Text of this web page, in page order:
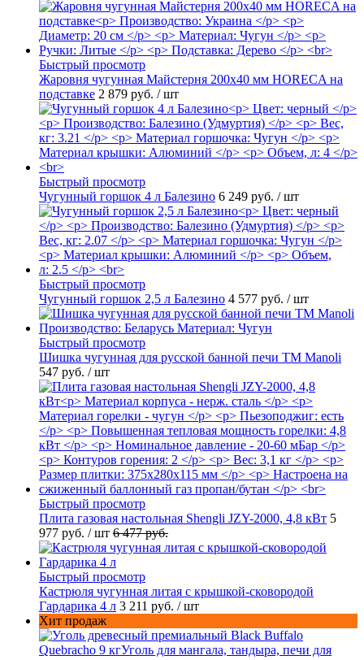
Быстрый просмотр
Жаровня чугунная Майстерня 200х40 мм HORECA на
подставке 2 879 руб. / шт
Быстрый просмотр
Чугунный горшок 4 л Балезино 6 249 руб. / шт
Быстрый просмотр
Чугунный горшок 2,5 л Балезино 4 577 руб. / шт
Быстрый просмотр
Шишка чугунная для русской банной печи ТМ Manoli
547 руб. / шт
Быстрый просмотр
Плита газовая настольная Shengli JZY-2000, 4,8 кВт 5
977 руб. / шт 6 477 руб.
Быстрый просмотр
Кастрюля чугунная литая с крышкой-сковородой
Гардарика 4 л 3 211 руб. / шт
Хит продаж